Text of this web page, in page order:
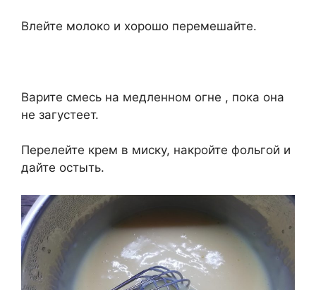
Влейте молоко и хорошо перемешайте.
Варите смесь на медленном огне , пока она
не загустеет.
Перелейте крем в миску, накройте фольгой и
дайте остыть.